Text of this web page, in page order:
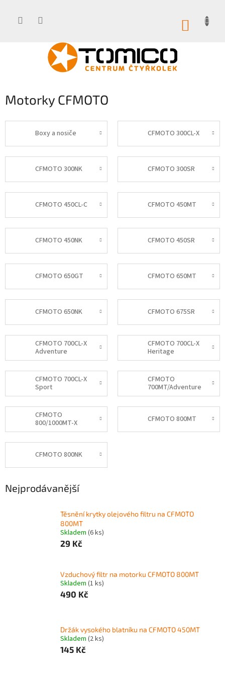
Motorky CFMOTO
Boxy a nosiče CFMOTO 300CL-X
CFMOTO 300NK CFMOTO 300SR
CFMOTO 450CL-C CFMOTO 450MT
CFMOTO 450NK CFMOTO 450SR
CFMOTO 650GT CFMOTO 650MT
CFMOTO 650NK CFMOTO 675SR
CFMOTO 700CL-X
Adventure
CFMOTO 700CL-X
Heritage
CFMOTO 700CL-X
Sport
CFMOTO
700MT/Adventure
CFMOTO
800/1000MT-X
CFMOTO 800MT
CFMOTO 800NK
Nejprodávanější
Těsnění krytky olejového filtru na CFMOTO
800MT
Skladem (6 ks)
29 Kč
Vzduchový filtr na motorku CFMOTO 800MT
Skladem (1 ks)
490 Kč
Držák vysokého blatníku na CFMOTO 450MT
Skladem (2 ks)
145 Kč